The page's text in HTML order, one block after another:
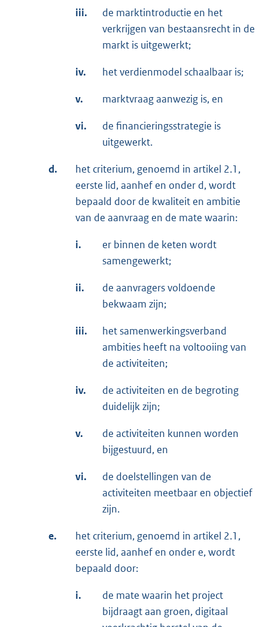
iii.
de marktintroductie en het
verkrijgen van bestaansrecht in de
markt is uitgewerkt;
iv. het verdienmodel schaalbaar is;
v. marktvraag aanwezig is, en
vi.
de financieringsstrategie is
uitgewerkt.
d.
het criterium, genoemd in artikel 2.1,
eerste lid, aanhef en onder d, wordt
bepaald door de kwaliteit en ambitie
van de aanvraag en de mate waarin:
i.
er binnen de keten wordt
samengewerkt;
ii.
de aanvragers voldoende
bekwaam zijn;
iii.
het samenwerkingsverband
ambities heeft na voltooiing van
de activiteiten;
iv.
de activiteiten en de begroting
duidelijk zijn;
v.
de activiteiten kunnen worden
bijgestuurd, en
vi.
de doelstellingen van de
activiteiten meetbaar en objectief
zijn.
e.
het criterium, genoemd in artikel 2.1,
eerste lid, aanhef en onder e, wordt
bepaald door:
i.
de mate waarin het project
bijdraagt aan groen, digitaal